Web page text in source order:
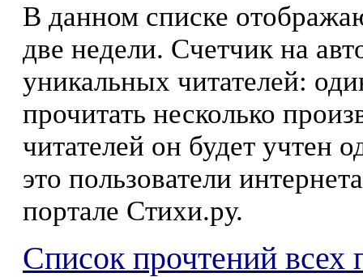
В данном списке
две недели. Счетчик на
уникальных читателей:
прочитать несколько
читателей он будет учтен
это пользователи
портале Стихи.ру.
Список прочтений всех